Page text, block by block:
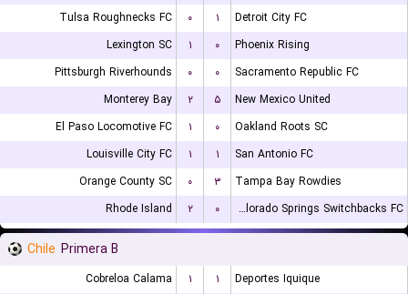
Tulsa Roughnecks FC
۰ ۱
Detroit City FC
Lexington SC
۱ ۰
Phoenix Rising
Pittsburgh Riverhounds
۰ ۰
Sacramento Republic FC
Monterey Bay
۲ ۵
New Mexico United
El Paso Locomotive FC
۱ ۰
Oakland Roots SC
Louisville City FC
۱ ۱
San Antonio FC
Orange County SC
۰ ۳
Tampa Bay Rowdies
Rhode Island
۲ ۰ Colorado Springs Switchbacks FC
Chile Primera B
Cobreloa Calama ۱ ۱
Deportes Iquique